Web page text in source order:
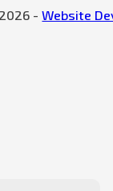
-Website